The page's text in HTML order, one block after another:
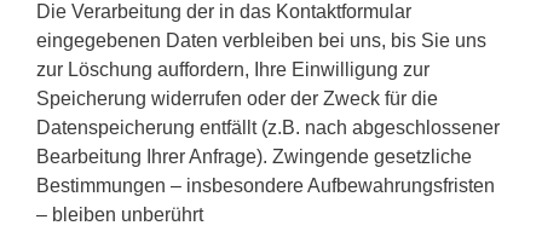
Die Verarbeitung der in das Kontaktformular
eingegebenen Daten verbleiben bei uns, bis Sie uns
zur Löschung auffordern, Ihre Einwilligung zur
Speicherung widerrufen oder der Zweck für die
Datenspeicherung entfällt (z.B. nach abgeschlossener
Bearbeitung Ihrer Anfrage). Zwingende gesetzliche
Bestimmungen – insbesondere Aufbewahrungsfristen
– bleiben unberührt